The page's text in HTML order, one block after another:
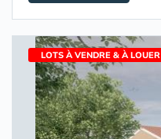
LOTS À VENDRE & À LOUER